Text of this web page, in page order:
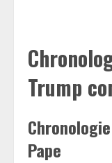
Trump
Pape